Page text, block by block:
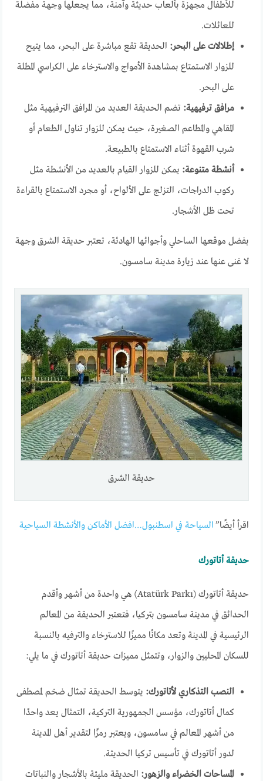
للأطفال مجهزة بألعاب حديثة وآمنة، مما يجعلها وجهة مفضلة
للعائلات.
إطلالات على البحر: الحديقة تقع مباشرة على البحر، مما يتيح
للزوار الاستمتاع بمشاهدة الأمواج والاسترخاء على الكراسي المطلة
على البحر.
مرافق ترفيهية: تضم الحديقة العديد من المرافق الترفيهية مثل
المقاهي والمطاعم الصغيرة، حيث يمكن للزوار تناول الطعام أو
شرب القهوة أثناء الاستمتاع بالطبيعة.
أنشطة متنوعة: يمكن للزوار القيام بالعديد من الأنشطة مثل
ركوب الدراجات، التزلج على الألواح، أو مجرد الاستمتاع بالقراءة
تحت ظل الأشجار.
بفضل موقعها الساحلي وأجوائها الهادئة، تعتبر حديقة الشرق وجهة
لا غنى عنها عند زيارة مدينة سامسون.
حديقة الشرق
اقرأ أيضًا” السياحة في اسطنبول…افضل الأماكن والأنشطة السياحية
حديقة أتاتورك
حديقة أتاتورك (Atatürk Parkı) هي واحدة من أشهر وأقدم
الحدائق في مدينة سامسون بتركيا، فتعتبر الحديقة من المعالم
الرئيسية في المدينة وتعد مكانًا مميزًا للاسترخاء والترفيه بالنسبة
للسكان المحليين والزوار، وتتمثل مميزات حديقة أتاتورك في ما يلي:
النصب التذكاري لأتاتورك: يتوسط الحديقة تمثال ضخم لمصطفى
كمال أتاتورك، مؤسس الجمهورية التركية، التمثال يعد واحدًا
من أشهر المعالم في سامسون، ويعتبر رمزًا لتقدير أهل المدينة
لدور أتاتورك في تأسيس تركيا الحديثة.
المساحات الخضراء والزهور: الحديقة مليئة بالأشجار والنباتات